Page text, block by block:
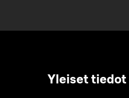
Yleiset tiedot